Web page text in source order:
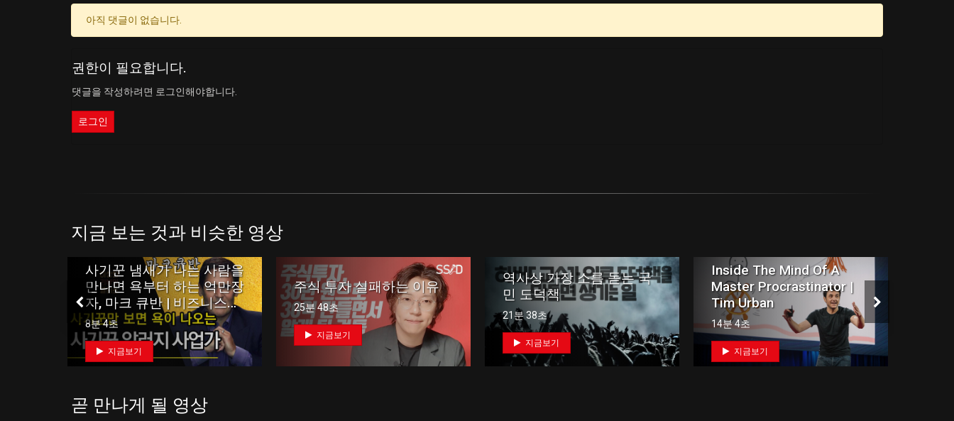
아직 댓글이 없습니다.
권한이 필요합니다.
댓글을 작성하려면 로그인해야합니다.
로그인
지금 보는 것과 비슷한 영상
사기꾼 냄새가 나는 사람을
만나면 욕부터 하는 억만장
자, 마크 큐반 | 비즈니스를
스포츠처럼 하는 사업가
8분 4초
지금보기
주식 투자 실패하는 이유
25분 48초
지금보기
역사상 가장 소름 돋는 국
민 도덕책
21분 38초
지금보기
Inside The Mind Of A
Master Procrastinator |
Tim Urban
14분 4초
지금보기
곧 만나게 될 영상